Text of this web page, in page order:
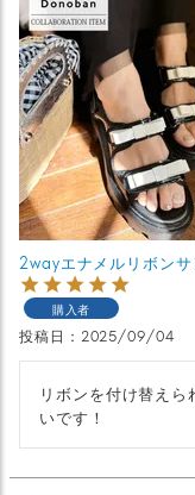
2wayエナメルリボン
購入者
投稿日 2025/09/04
リボンを付け替え
いです！